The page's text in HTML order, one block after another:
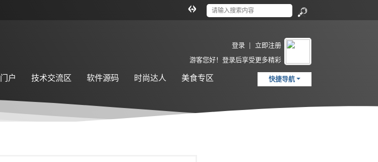
索
登录
立即注册
游客您好！登录后享受更多精彩
快捷导航
门户 技术交流区 软件源码 时尚达人
美食专区